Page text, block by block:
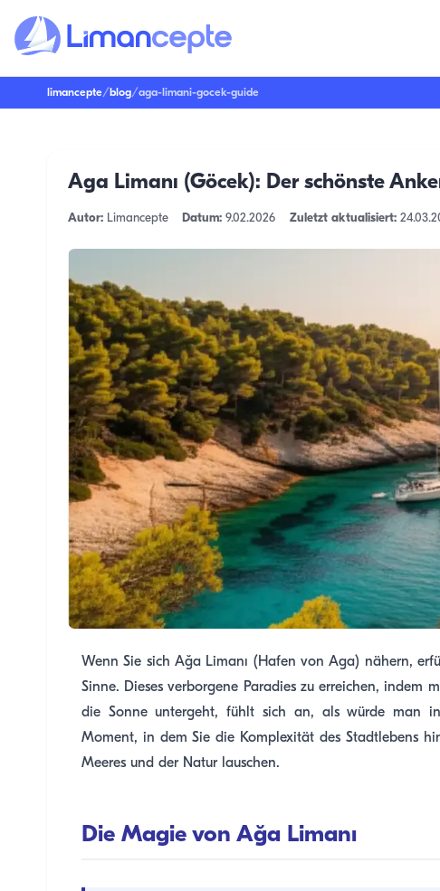
limancepte/ blog/aga-limani-gocek-guide
Aga Limanı (Göcek): Der schönste
Autor:Limancepte Datum: 9.02.2026 Zuletzt aktualisiert:
Wenn Sie sich Ağa Limanı (Hafen von Aga) nähern,
Sinne. Dieses verborgene Paradies zu erreichen, indem
die Sonne untergeht, fühlt sich an, als würde man
Moment, in dem Sie die Komplexität des Stadtlebens
Meeres und der Natur lauschen.
Die Magie von Ağa Limanı